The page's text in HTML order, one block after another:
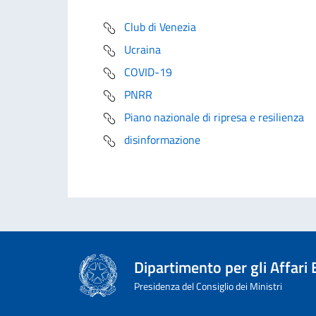
Club di Venezia
Ucraina
COVID-19
PNRR
Piano nazionale di ripresa e resilienza
disinformazione
Dipartimento per gli Affari
Presidenza del Consiglio dei Ministri